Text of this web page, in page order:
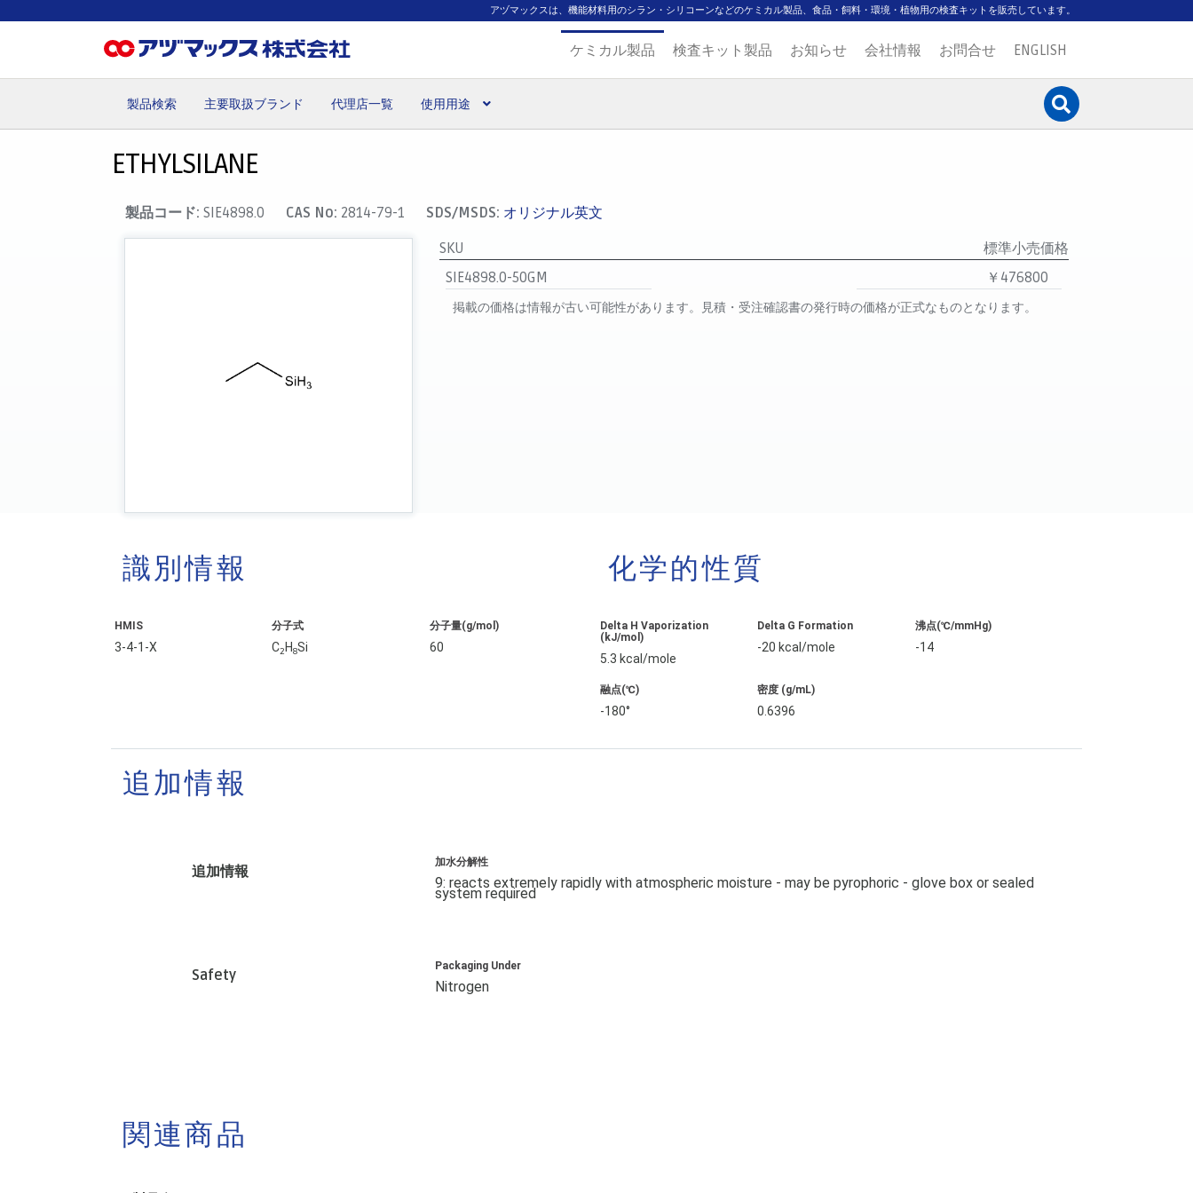
アヅマックスは、機能材料用のシラン・シリコーンなどのケミカル製品、食品・飼料・環境・植物用の検査キットを販売しています。
ケミカル製品 検査キット製品 お知らせ 会社情報 お問合せ ENGLISH
製品検索 主要取扱ブランド 代理店一覧 使用用途
ETHYLSILANE
製品コード:SIE4898.0 CAS No: 2814-79-1 SDS/MSDS: オリジナル英文
SKU
標準小売価格
SIE4898.0-50GM
￥476800
掲載の価格は情報が古い可能性があります。見積・受注確認書の発行時の価格が正式なものとなります。
識別情報
HMIS
3-4-1-X
分子式
C2H8Si
分子量(g/mol)
60
化学的性質
Delta H Vaporization
(kJ/mol)
5.3 kcal/mole
Delta G Formation
-20 kcal/mole
沸点(℃/mmHg)
-14
融点(℃)
-180°
密度 (g/mL)
0.6396
追加情報
追加情報
加水分解性
9: reacts extremely rapidly with atmospheric moisture - may be pyrophoric - glove box or sealed
system required
Safety
Packaging Under
Nitrogen
関連商品